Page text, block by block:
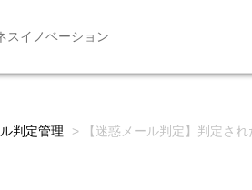
スイノベーション
判定管理 > 【迷惑メール判定】判定さ